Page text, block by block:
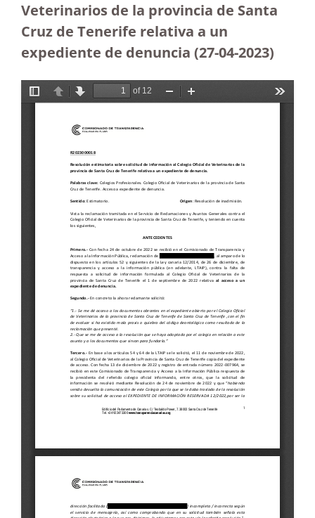
Veterinarios de la provincia de Santa
Cruz de Tenerife relativa a un
expediente de denuncia (27-04-2023)